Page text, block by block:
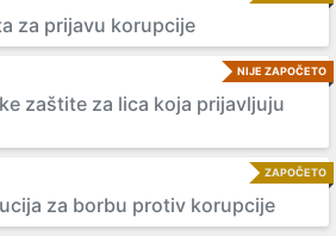
za prijavu korupcije
NIJE ZAPOČETO
zaštite za lica koja prijavljuju
ZAPOČETO
za borbu protiv korupcije